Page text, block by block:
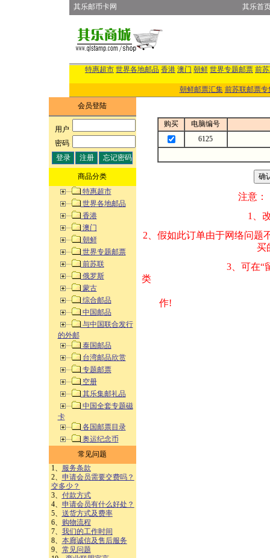
其乐邮币卡网 其乐首
特惠超市 世界各地邮品 香港 澳门 朝鲜 世界专题邮票 前
朝鲜邮票汇集 前苏联邮票专
会员登陆
用户:
密码:
商品分类
特惠超市
世界各地邮品
香港
澳门
朝鲜
世界专题邮票
前苏联
俄罗斯
蒙古
综合邮品
中国邮品
与中国联合发行
的外邮
泰国邮品
台湾邮品欣赏
专题邮票
空册
其乐集邮礼品
中国全套专题磁
卡
各国邮票目录
奥运纪念币
常见问题
1、
服务条款
2、 申请会员需要交费吗？
交多少？
3、 付款方式
4、 申请会员有什么好处？
5、 送货方式及费率
6、
购物流程
7、 我们的工作时间
8、 本廊诚信及售后服务
9、 常见问题
购买
电脑编号
6125
注意：
1、改变商品数量
2、假如此订单由
买的邮品的“
3、可在“
类 方式告之
作!